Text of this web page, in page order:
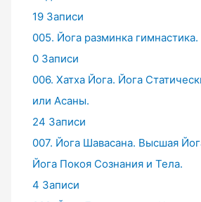
19 Записи
005. Йога разминка гимнастика.
0 Записи
006. Хатха Йога. Йога
или Асаны.
24 Записи
007. Йога Шавасана. Высшая
Йога Покоя Сознания и Тела.
4 Записи